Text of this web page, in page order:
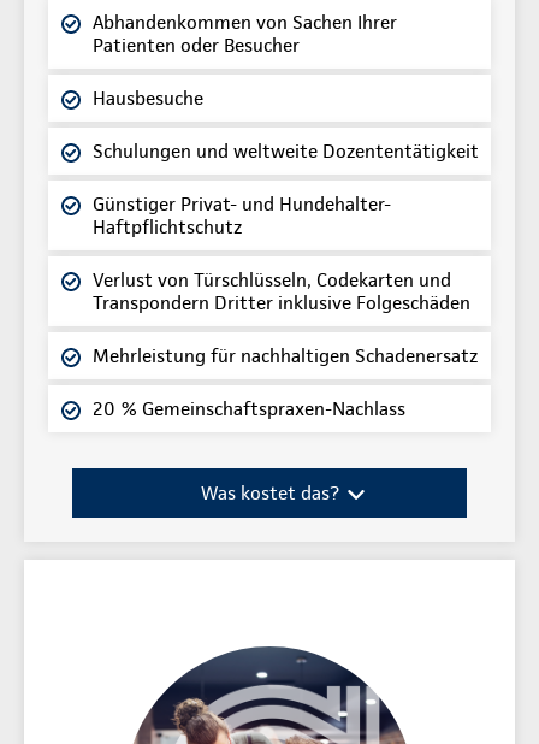
Abhandenkommen von Sachen Ihrer
Patienten oder Besucher
Hausbesuche
Schulungen und weltweite Dozententätigkeit
Günstiger Privat- und Hundehalter-
Haftpflichtschutz
Verlust von Türschlüsseln, Codekarten und
Transpondern Dritter inklusive Folgeschäden
Mehrleistung für nachhaltigen Schadenersatz
20 % Gemeinschaftspraxen-Nachlass
Was kostet das?